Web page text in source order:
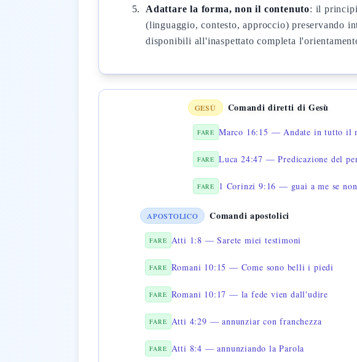
Adattare la forma, non il contenuto: il
(linguaggio, contesto, approccio) preservando
disponibili all'inaspettato completa
GESÙ Comandi diretti di Gesù
FARE Marco 16:15 — Andate in tutto il
FARE Luca 24:47 — Predicazione del
FARE 1 Corinzi 9:16 — guai a me se
APOSTOLICO Comandi apostolici
FARE Atti 1:8 — Sarete miei testimoni
FARE Romani 10:15 — Come sono belli i piedi
FARE Romani 10:17 — la fede vien dall'udire
FARE Atti 4:29 — annunziar con franchezza
FARE Atti 8:4 — annunziando la Parola